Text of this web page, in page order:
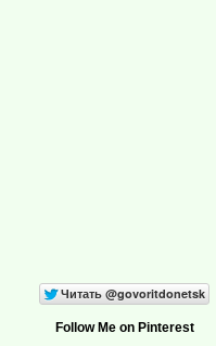
Follow Me on Pinterest